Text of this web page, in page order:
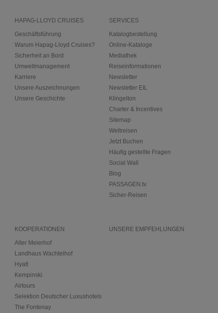
HAPAG-LLOYD CRUISES
Geschäftsführung
Warum Hapag-Lloyd Cruises?
Sicherheit an Bord
Umweltmanagement
Karriere
Unsere Auszeichnungen
Unsere Geschichte
SERVICES
Katalogbestellung
Online-Kataloge
Mediathek
Reiseinformationen
Newsletter
Newsletter EIL
Klingelton
Charter & Incentives
Sitemap
Weltreisen
Jetzt Buchen
Häufig gestellte Fragen
Social Wall
Blog
PASSAGEN.tv
Sicher-Reisen
KOOPERATIONEN
Alter Meierhof
Landhaus Wachtelhof
Hyatt
Kempinski
Airtours
Selektion Deutscher Luxushotels
The Fontenay
UNSERE EMPFEHLUNGEN